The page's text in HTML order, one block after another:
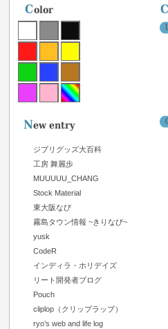
ジブリグッズ大百科
工房 舞麗歩
MUUUUU_CHANG
Stock Material
東大阪なび
霧島タウン情報 ~きりなび~
yusk
CodeR
インディラ・ホリデイズ
リート開発者ブログ
Pouch
cliplop（クリップラップ）
ryo’s web and life log